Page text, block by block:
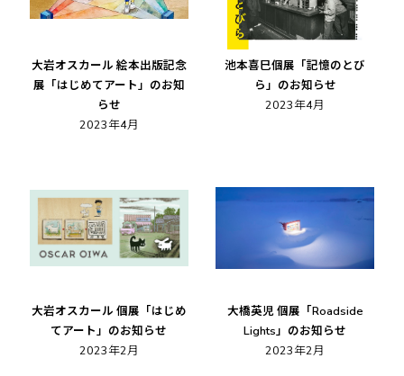
大岩オスカール 絵本出版記念
展「はじめてアート」のお知
らせ
2023年4月
池本喜巳個展「記憶のとび
ら」のお知らせ
2023年4月
大岩オスカール 個展「はじめ
てアート」のお知らせ
2023年2月
大橋英児 個展「Roadside
Lights」のお知らせ
2023年2月